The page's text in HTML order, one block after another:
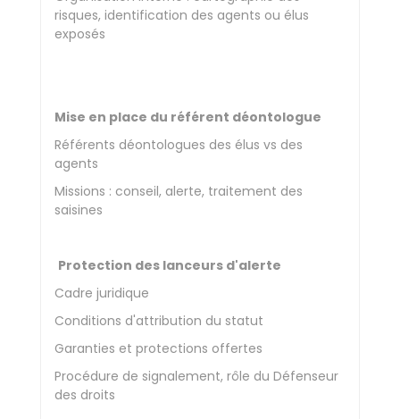
risques, identification des agents ou élus
exposés
Mise en place du référent déontologue
Référents déontologues des élus vs des
agents
Missions : conseil, alerte, traitement des
saisines
Protection des lanceurs d'alerte
Cadre juridique
Conditions d'attribution du statut
Garanties et protections offertes
Procédure de signalement, rôle du Défenseur
des droits